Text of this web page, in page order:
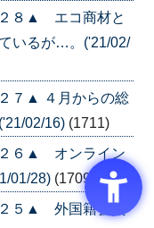
２８▲ エコ商材と
いるが…。('21/02/
７▲ ４月からの総
02/16) (1711)
２６▲ オンライン
01/28) (1709)
５▲ 外国籍会員